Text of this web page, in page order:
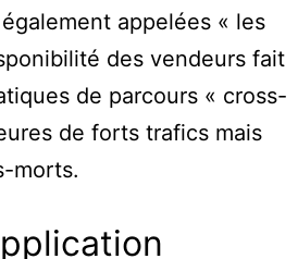
appelées « les
des vendeurs fait
de parcours « cross-
de forts trafics mais
morts.